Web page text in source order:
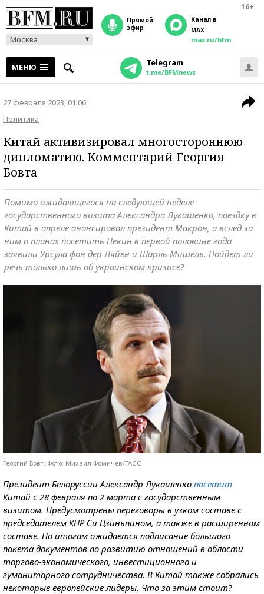
16+
Москва
прямой
эфир
Канал в
MAX
max.ru/bfm
МЕНЮ Telegram
t.me/BFMnews
27 февраля 2023, 01:06
Политика
Китай активизировал многостороннюю
дипломатию. Комментарий Георгия
Бовта
Помимо ожидающегося на следующей неделе
государственного визита Александра Лукашенко, поездку в
Китай в апреле анонсировал президент Макрон, а вслед за
ним о планах посетить Пекин в первой половине года
заявили Урсула фон дер Ляйен и Шарль Мишель. Пойдет ли
речь только лишь об украинском кризисе?
Георгий Бовт. Фото: Михаил Фомичев/ТАСС
Президент Белоруссии Александр Лукашенко посетит
Китай c 28 февраля по 2 марта с государственным
визитом. Предусмотрены переговоры в узком составе с
председателем КНР Си Цзиньпином, а также в расширенном
составе. По итогам ожидается подписание большого
пакета документов по развитию отношений в области
торгово-экономического, инвестиционного и
гуманитарного сотрудничества. В Китай также собрались
некоторые европейские лидеры. Что за этим стоит?